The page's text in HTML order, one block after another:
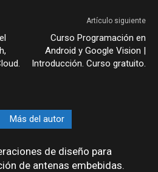
Artículo siguiente
Curso Programación en
Android y Google Vision |
Introducción. Curso gratuito.
Más del autor
de diseño para
de antenas embebidas.